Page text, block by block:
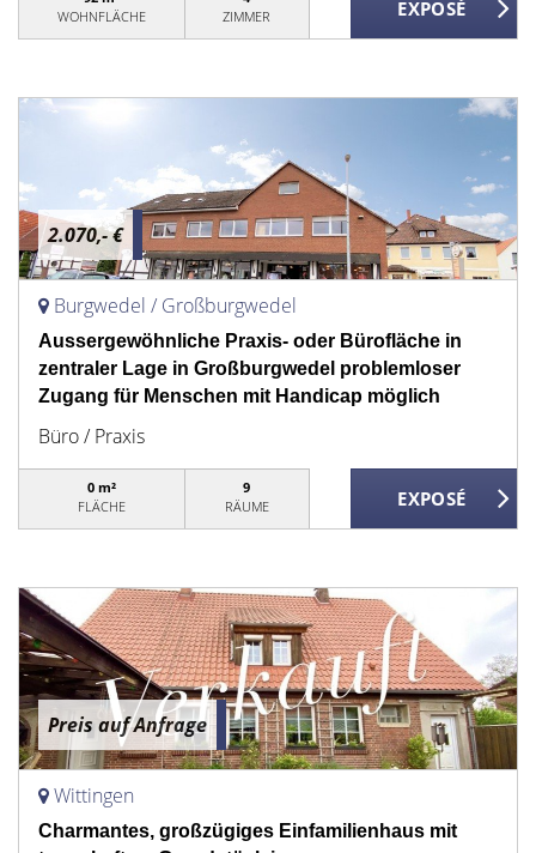
WOHNFLÄCHE
ZIMMER
2.070,- €
Burgwedel / Großburgwedel
Aussergewöhnliche Praxis- oder Bürofläche in
zentraler Lage in Großburgwedel problemloser
Zugang für Menschen mit Handicap möglich
Büro / Praxis
0 m²
FLÄCHE
9
RÄUME
Preis auf Anfrage
Wittingen
Charmantes, großzügiges Einfamilienhaus mit